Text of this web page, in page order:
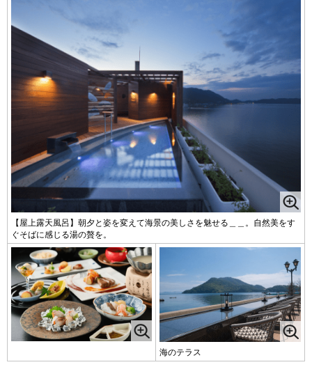
【屋上露天風呂】朝夕と姿を変えて海景の美しさを魅せる＿＿。自然美をす
ぐそばに感じる湯の贅を。
海のテラス